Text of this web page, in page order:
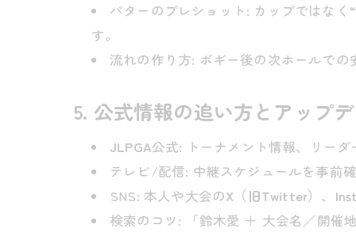
パターのプレショット: カップではな
す。
流れの作り方: ボギー後の次ホールでの
5. 公式情報の追い方とアップ
JLPGA公式: トーナメント情報、リーダ
テレビ/配信: 中継スケジュールを事前
SNS: 本人や大会のX（旧Twitter） 、
検索のコツ: 「鈴木愛 ＋ 大会名／開催